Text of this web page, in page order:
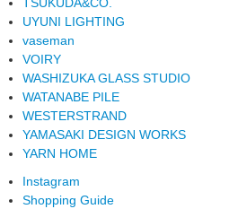
TSUKUDA&CO.
UYUNI LIGHTING
vaseman
VOIRY
WASHIZUKA GLASS STUDIO
WATANABE PILE
WESTERSTRAND
YAMASAKI DESIGN WORKS
YARN HOME
Instagram
Shopping Guide